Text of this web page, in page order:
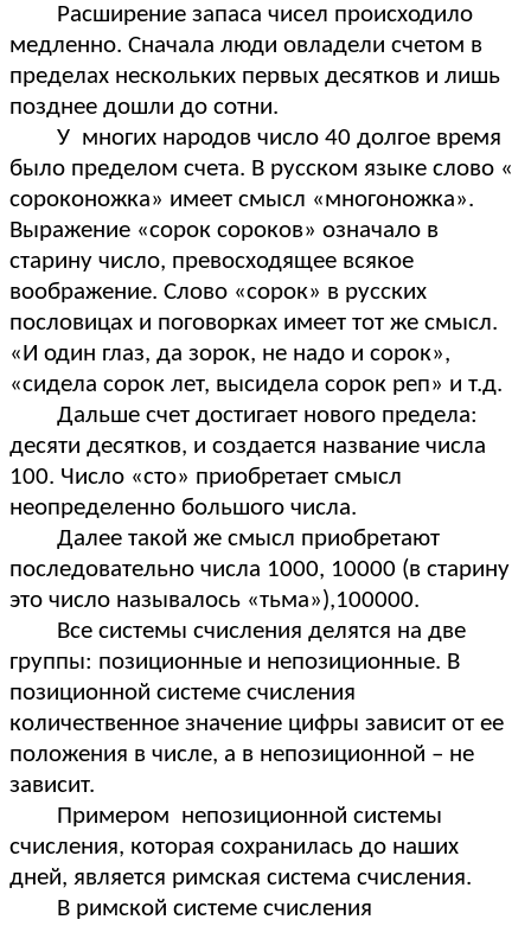
Расширение запаса чисел происходило
медленно. Сначала люди овладели счетом в
пределах нескольких первых десятков и лишь
позднее дошли до сотни.
У многих народов число 40 долгое время
было пределом счета. В русском языке слово «
сороконожка» имеет смысл «многоножка».
Выражение «сорок сороков» означало в
старину число, превосходящее всякое
воображение. Слово «сорок» в русских
пословицах и поговорках имеет тот же смысл.
«И один глаз, да зорок, не надо и сорок»,
«сидела сорок лет, высидела сорок реп» и т.д.
Дальше счет достигает нового предела:
десяти десятков, и создается название числа
100. Число «сто» приобретает смысл
неопределенно большого числа.
Далее такой же смысл приобретают
последовательно числа 1000, 10000 (в старину
это число называлось «тьма»),100000.
Все системы счисления делятся на две
группы: позиционные и непозиционные. В
позиционной системе счисления
количественное значение цифры зависит от ее
положения в числе, а в непозиционной – не
зависит.
Примером непозиционной системы
счисления, которая сохранилась до наших
дней, является римская система счисления.
В римской системе счисления